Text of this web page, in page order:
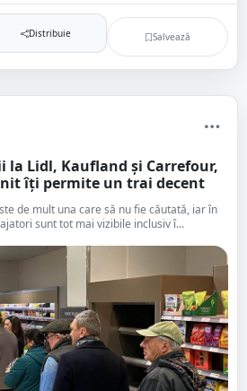
Distribuie Salvează
la Lidl, Kaufland și Carrefour,
îți permite un trai decent
de mult una care să nu fie căutată, iar în
sunt tot mai vizibile inclusiv î...